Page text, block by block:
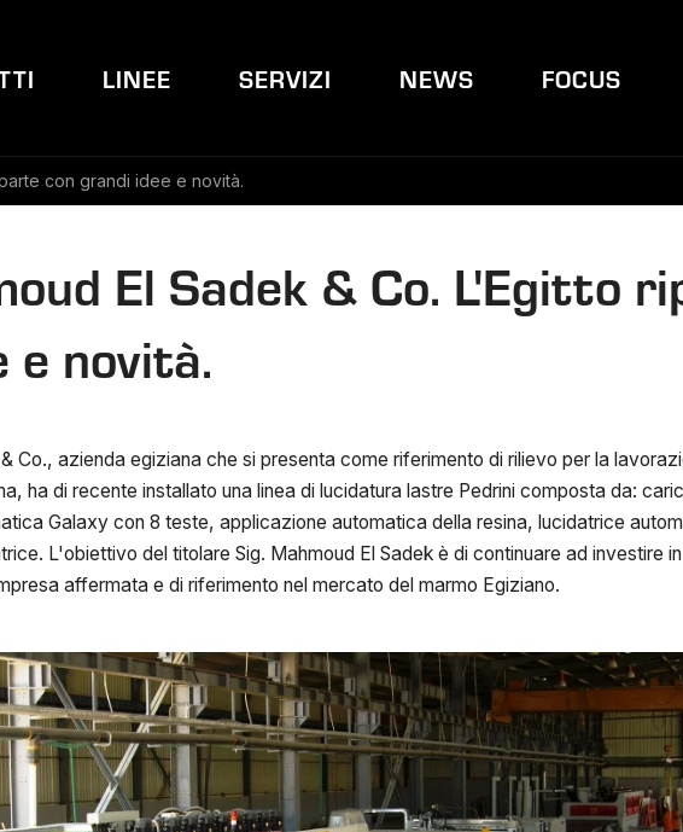
LINEE SERVIZI NEWS FOCUS
con grandi idee e novità.
El Sadek & Co. L'Egitto
e novità.
Co., azienda egiziana che si presenta come riferimento di rilievo per la
ha di recente installato una linea di lucidatura lastre Pedrini composta da:
Galaxy con 8 teste, applicazione automatica della resina, lucidatrice
L'obiettivo del titolare Sig. Mahmoud El Sadek è di continuare ad investire
affermata e di riferimento nel mercato del marmo Egiziano.